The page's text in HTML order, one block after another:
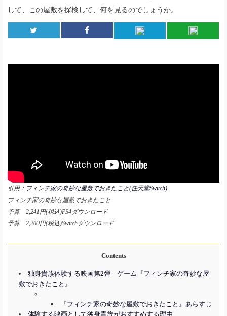
して、この屋敷を探検して、何を見るのでしょうか。
引用： フィンチ家の奇妙な屋敷でおきたこと(任天堂Switch)
フィンチ家の奇妙な屋敷でおきたこと
予算 2,241円(税込)PS4ダウンロード
予算 2,200円(税込)Switchダウンロード
Contents
独身貴族体験する映画第2弾 ゲーム『フィンチ家の奇妙な屋
敷でおきたこと』
『フィンチ家の奇妙な屋敷でおきたこと』あらすじ
体験する映画として独身貴族がおすすめする理由